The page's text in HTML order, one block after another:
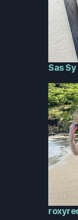
Sas Sy